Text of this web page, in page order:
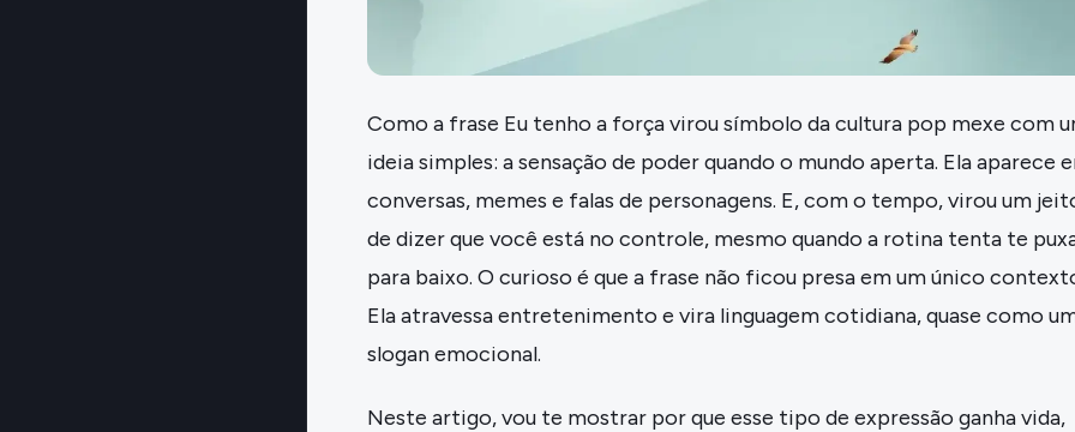
Como a frase Eu tenho a força virou símbolo da cultura pop mexe com
ideia simples: a sensação de poder quando o mundo aperta. Ela aparece
conversas, memes e falas de personagens. E, com o tempo, virou um
de dizer que você está no controle, mesmo quando a rotina tenta te
para baixo. O curioso é que a frase não ficou presa em um único
Ela atravessa entretenimento e vira linguagem cotidiana, quase como
slogan emocional.
Neste artigo, vou te mostrar por que esse tipo de expressão ganha vida,